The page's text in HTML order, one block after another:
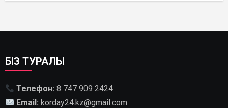
БІЗ ТУРАЛЫ
Телефон: 8 747 909 2424
Email: korday24.kz@gmail.com